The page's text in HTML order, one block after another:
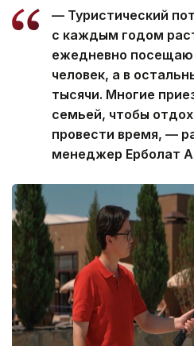
— Туристический
с каждым годом
ежедневно
человек, а в
тысячи. Многие
семьей, чтобы
провести время, —
менеджер Ерболат